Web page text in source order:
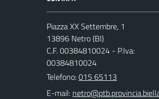
Piazza XX Settembre, 1
13896 Netro (BI)
C.F. 00384810024 - P.Iva:
00384810024
Telefono:015 65113
E-mail: